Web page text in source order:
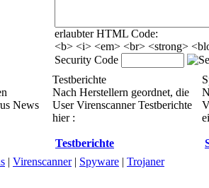
erlaubter HTML Code:
<b> <i> <em> <br> <strong>
Security Code
News
Testberichte
Nach Herstellern geordnet, die
User Virenscanner Testberichte
hier :
Testberichte
| Virenscanner| Spyware | Trojaner